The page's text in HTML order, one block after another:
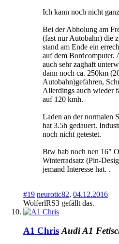
Ich kann noch nicht
Bei der Abholung am
(fast nur Autobahn) die
stand am Ende ein
auf dem Bordcomputer.
auch sehr zaghaft
dann noch ca. 250km
Autobahn)gefahren,
Allerdings auch wieder
auf 120 kmh.
Laden an der normalen
hat 3.5h gedauert.
noch nicht getestet.
Btw hab noch nen 16"
Winterradsatz (Pin-
jemand Interesse hat. .
#19 neurotic82, 04.12.2016
WolferlRS3 gefällt das.
A1 Chris Audi A1